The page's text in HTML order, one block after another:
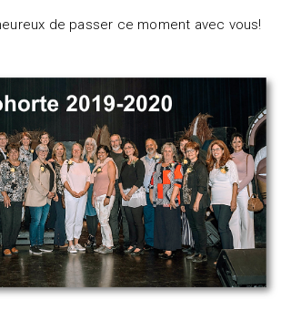
de passer ce moment avec vous!